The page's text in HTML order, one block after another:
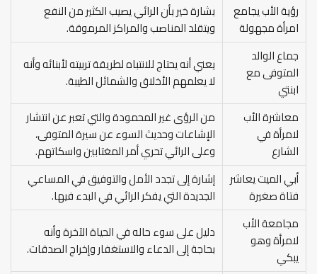
رؤية الأب يجامع
امرأة مجهولة
بشارة خير بأن الرائي يصيب الكثير من النفع
ويتقلد المناصب والمراكز المرموقة.
جماع الوالد
المتوفى مع
ابنتي
يعني أنه يحتاج للانتباه لطريقة تربيته لأبنائه وأنه
لا يعلمهم الأخلاق والشمائل الطيبة.
معاشرة الأب
لامرأة في
الشارع
من الرؤى غير المحمودة والتي تعبر عن انتشار
الإشاعات وحديث السوء عن سيرة المتوفى،
وعلى الرائي تحري أمر المغتابين واسكاتهم.
أبي الميت يعاشر
فتاة صغيرة
إشارة إلى تجدد الأمل والتوفيق في المساعي
الجديدة التي يفكر الرائي في البدء فيها.
مجامعة الأب
لامرأة وهو
يبكي
دليل على سوء حاله في الحياة الآخرة وأنه
بحاجة إلى الدعاء والاستغفار وإخراج الصدقات.